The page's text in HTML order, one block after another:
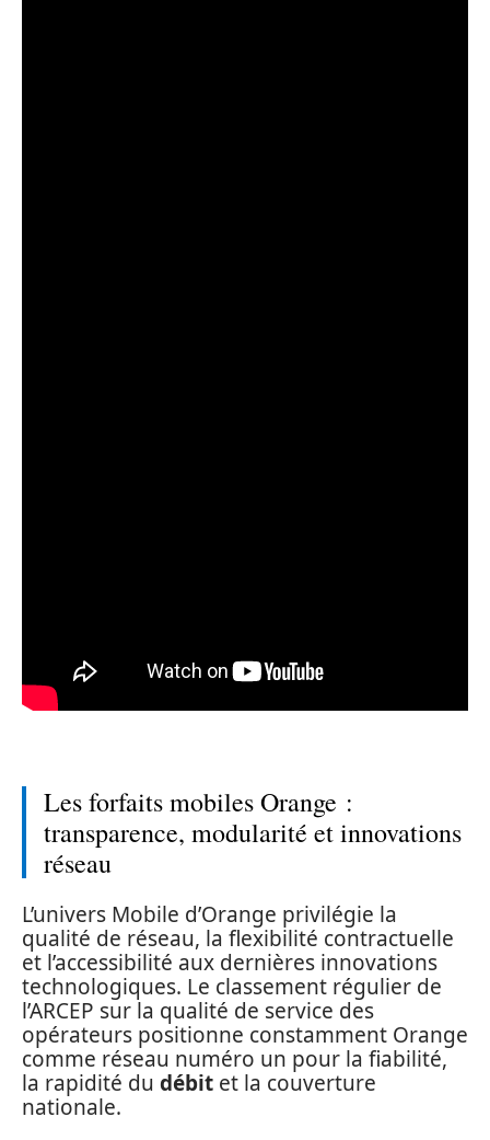
Les forfaits mobiles Orange :
transparence, modularité et innovations
réseau
L’univers Mobile d’Orange privilégie la
qualité de réseau, la flexibilité contractuelle
et l’accessibilité aux dernières innovations
technologiques. Le classement régulier de
l’ARCEP sur la qualité de service des
opérateurs positionne constamment Orange
comme réseau numéro un pour la fiabilité,
la rapidité du débit et la couverture
nationale.